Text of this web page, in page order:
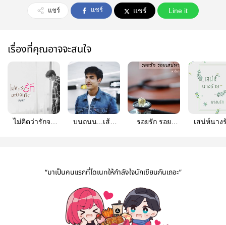
แชร์ แชร์ แชร์ Line it
เรื่องที่คุณอาจจะสนใจ
ไม่คิดว่ารักจะ
บนถนน...เส้น
รอยรัก รอย
เสน่ห์นาง
“มาเป็นคนแรกที่โดเนทให้กำลังใจนักเขียนกันเถอะ”